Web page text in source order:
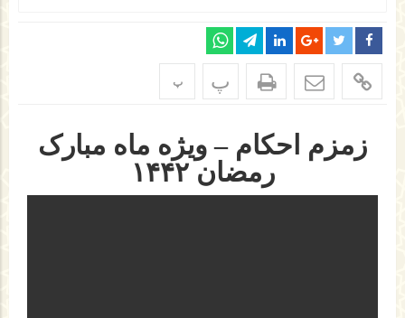
پ پ
زمزم احکام – ویژه ماه مبارک
رمضان ۱۴۴۲